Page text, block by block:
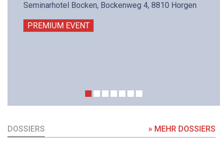
Seminarhotel Bocken, Bockenweg 4, 8810 Horgen
PREMIUM EVENT
DOSSIERS » MEHR DOSSIERS